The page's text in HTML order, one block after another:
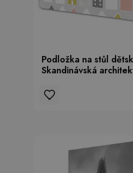
Podložka na stůl
Skandinávská